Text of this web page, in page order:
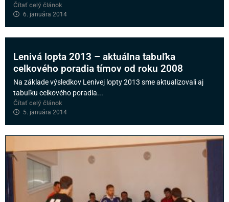
Čítať celý článok
6. januára 2014
Lenivá lopta 2013 – aktuálna tabuľka
celkového poradia tímov od roku 2008
Na základe výsledkov Lenivej lopty 2013 sme aktualizovali aj
tabuľku celkového poradia...
Čítať celý článok
5. januára 2014